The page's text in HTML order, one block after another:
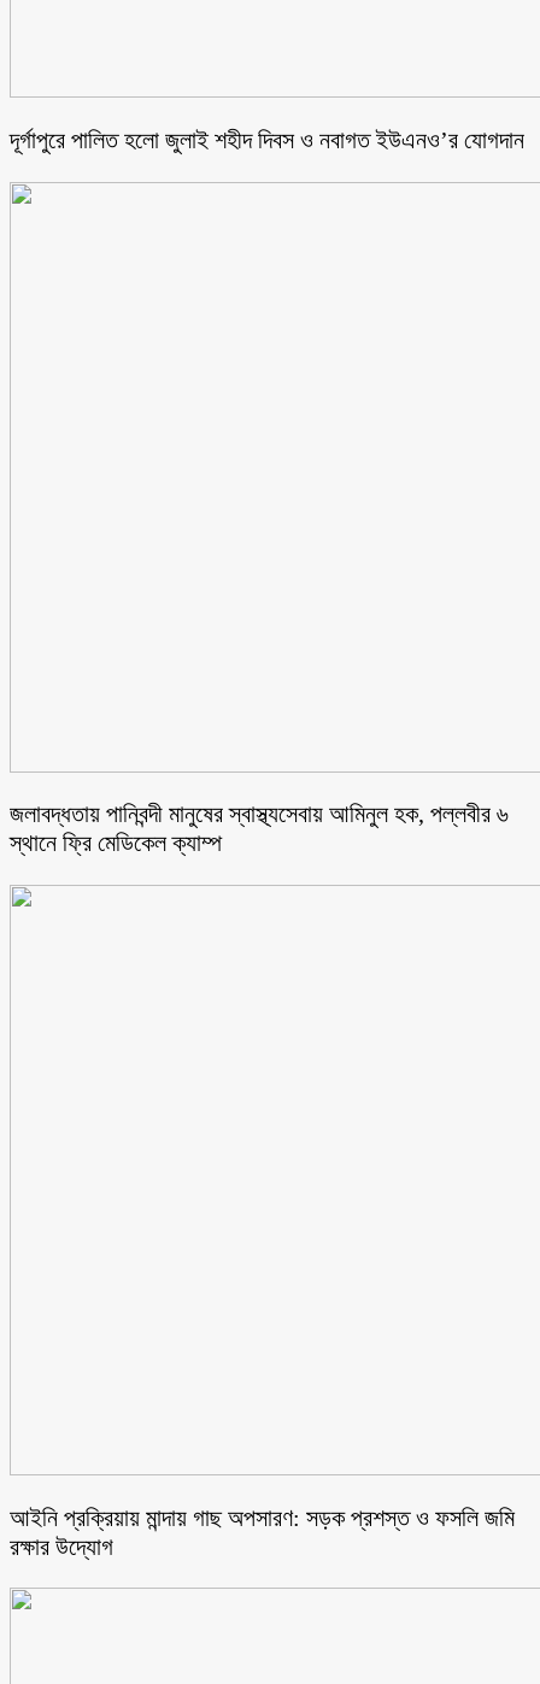
‎দূর্গাপুরে পালিত হলো জুলাই শহীদ দিবস ও নবাগত ইউএনও’র যোগদান ‎
জলাবদ্ধতায় পানিবন্দী মানুষের স্বাস্থ্যসেবায় আমিনুল হক, পল্লবীর ৬
স্থানে ফ্রি মেডিকেল ক্যাম্প
আইনি প্রক্রিয়ায় মান্দায় গাছ অপসারণ: সড়ক প্রশস্ত ও ফসলি জমি
রক্ষার উদ্যোগ